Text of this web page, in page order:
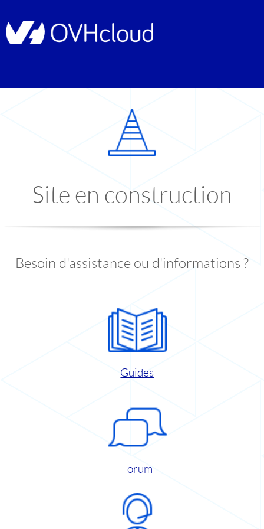
Site en construction
Besoin d'assistance ou d'informations ?
Guides
Forum